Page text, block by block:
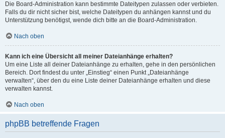
Die Board-Administration kann bestimmte Dateitypen zulassen oder verbieten.
Falls du dir nicht sicher bist, welche Dateitypen du anhängen kannst und du
Unterstützung benötigst, wende dich bitte an die Board-Administration.
Nach oben
Kann ich eine Übersicht all meiner Dateianhänge erhalten?
Um eine Liste all deiner Dateianhänge zu erhalten, gehe in den persönlichen
Bereich. Dort findest du unter „Einstieg“ einen Punkt „Dateianhänge
verwalten“, über den du eine Liste deiner Dateianhänge erhalten und diese
verwalten kannst.
Nach oben
phpBB betreffende Fragen